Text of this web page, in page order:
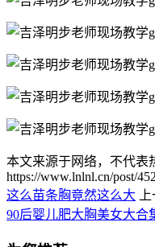
本文来源于网络，不代表
https://www.lnlnl.cn/post/
这么苗条胸竟然这么大
90后婴儿肥大胸美女大合